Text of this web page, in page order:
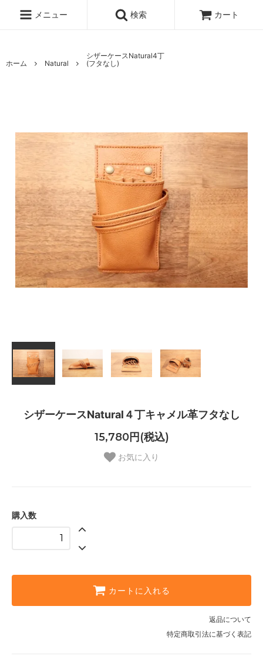
メニュー 検索 カート
ホーム Natural
シザーケースNatural4丁
(フタなし)
シザーケースNatural４丁キャメル革フタなし
15,780円(税込)
お気に入り
購入数
カートに入れる
返品について
特定商取引法に基づく表記